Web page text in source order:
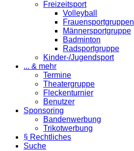
Freizeitsport
Volleyball
Frauensportgruppen
Männersportgruppe
Badminton
Radsportgruppe
Kinder-/Jugendsport
... & mehr
Termine
Theatergruppe
Fleckenturnier
Benutzer
Sponsoring
Bandenwerbung
Trikotwerbung
§ Rechtliches
Suche